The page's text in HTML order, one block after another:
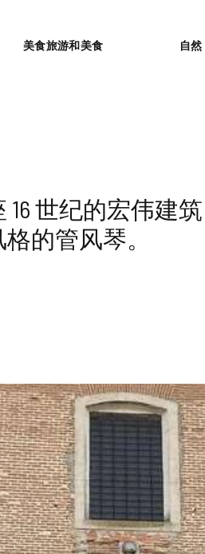
美食旅游和美食 自然
16 世纪的宏伟建
的管风琴。